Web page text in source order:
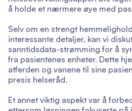
å holde et nærmere øye med
Selv om en strengt
interessante detaljer, kan vi
sanntidsdata-strømming for å
fra pasientenes enheter. Dette
atferden og vanene til sine
presis helseråd.
Et annet viktig aspekt var å